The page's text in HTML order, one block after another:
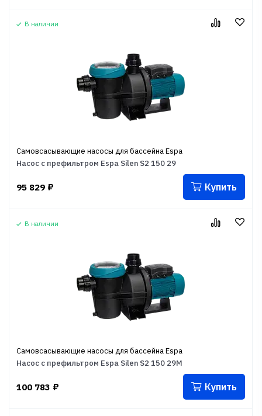
В наличии
Самовсасывающие насосы для бассейна Espa
Насос с префильтром Espa Silen S2 150 29
95 829 ₽ Купить
В наличии
Самовсасывающие насосы для бассейна Espa
Насос с префильтром Espa Silen S2 150 29M
100 783 ₽ Купить